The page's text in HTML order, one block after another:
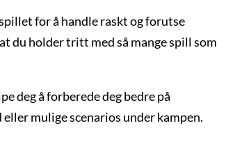
for å handle raskt og forutse
du holder tritt med så mange spill som
deg å forberede deg bedre på
mulige scenarios under kampen.